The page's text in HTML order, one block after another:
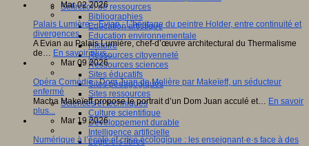
Sélection de ressources
Bibliographies
Education artistique
Education environnementale
Histoire
Ressources citoyenneté
Ressources sciences
Sites éducatifs
Sites pédagogiques
Sites ressources
Sciences et techniques
Culture scientifique
Développement durable
Intelligence artificielle
Logiciels libres
Mar 02 2026
Palais Lumière – Evian : L’héritage du peintre Holder, entre continuité et
divergences
A Evian au Palais Lumière, chef-d’œuvre architectural du Thermalisme
de… En savoir plus...
Mar 09 2026
Opéra Comédie : Dom Juan de Molière par Makeïeff, un séducteur
enfermé
Macha Makeïeff propose le portrait d’un Dom Juan acculé et… En savoir
plus...
Mar 19 2026
Numérique à l’école et crise écologique : les enseignant·e·s face à des